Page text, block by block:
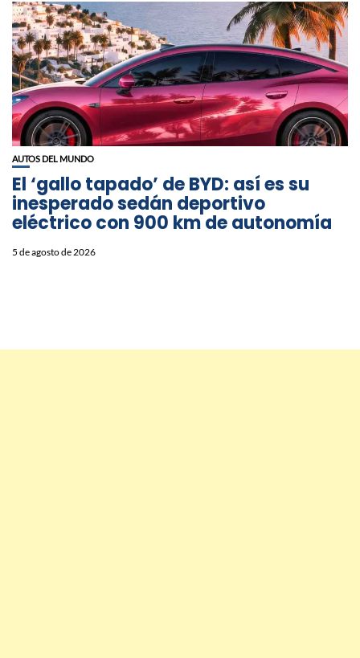
AUTOS DEL MUNDO
El ‘gallo tapado’ de BYD: así es su
inesperado sedán deportivo
eléctrico con 900 km de autonomía
5 de agosto de 2026